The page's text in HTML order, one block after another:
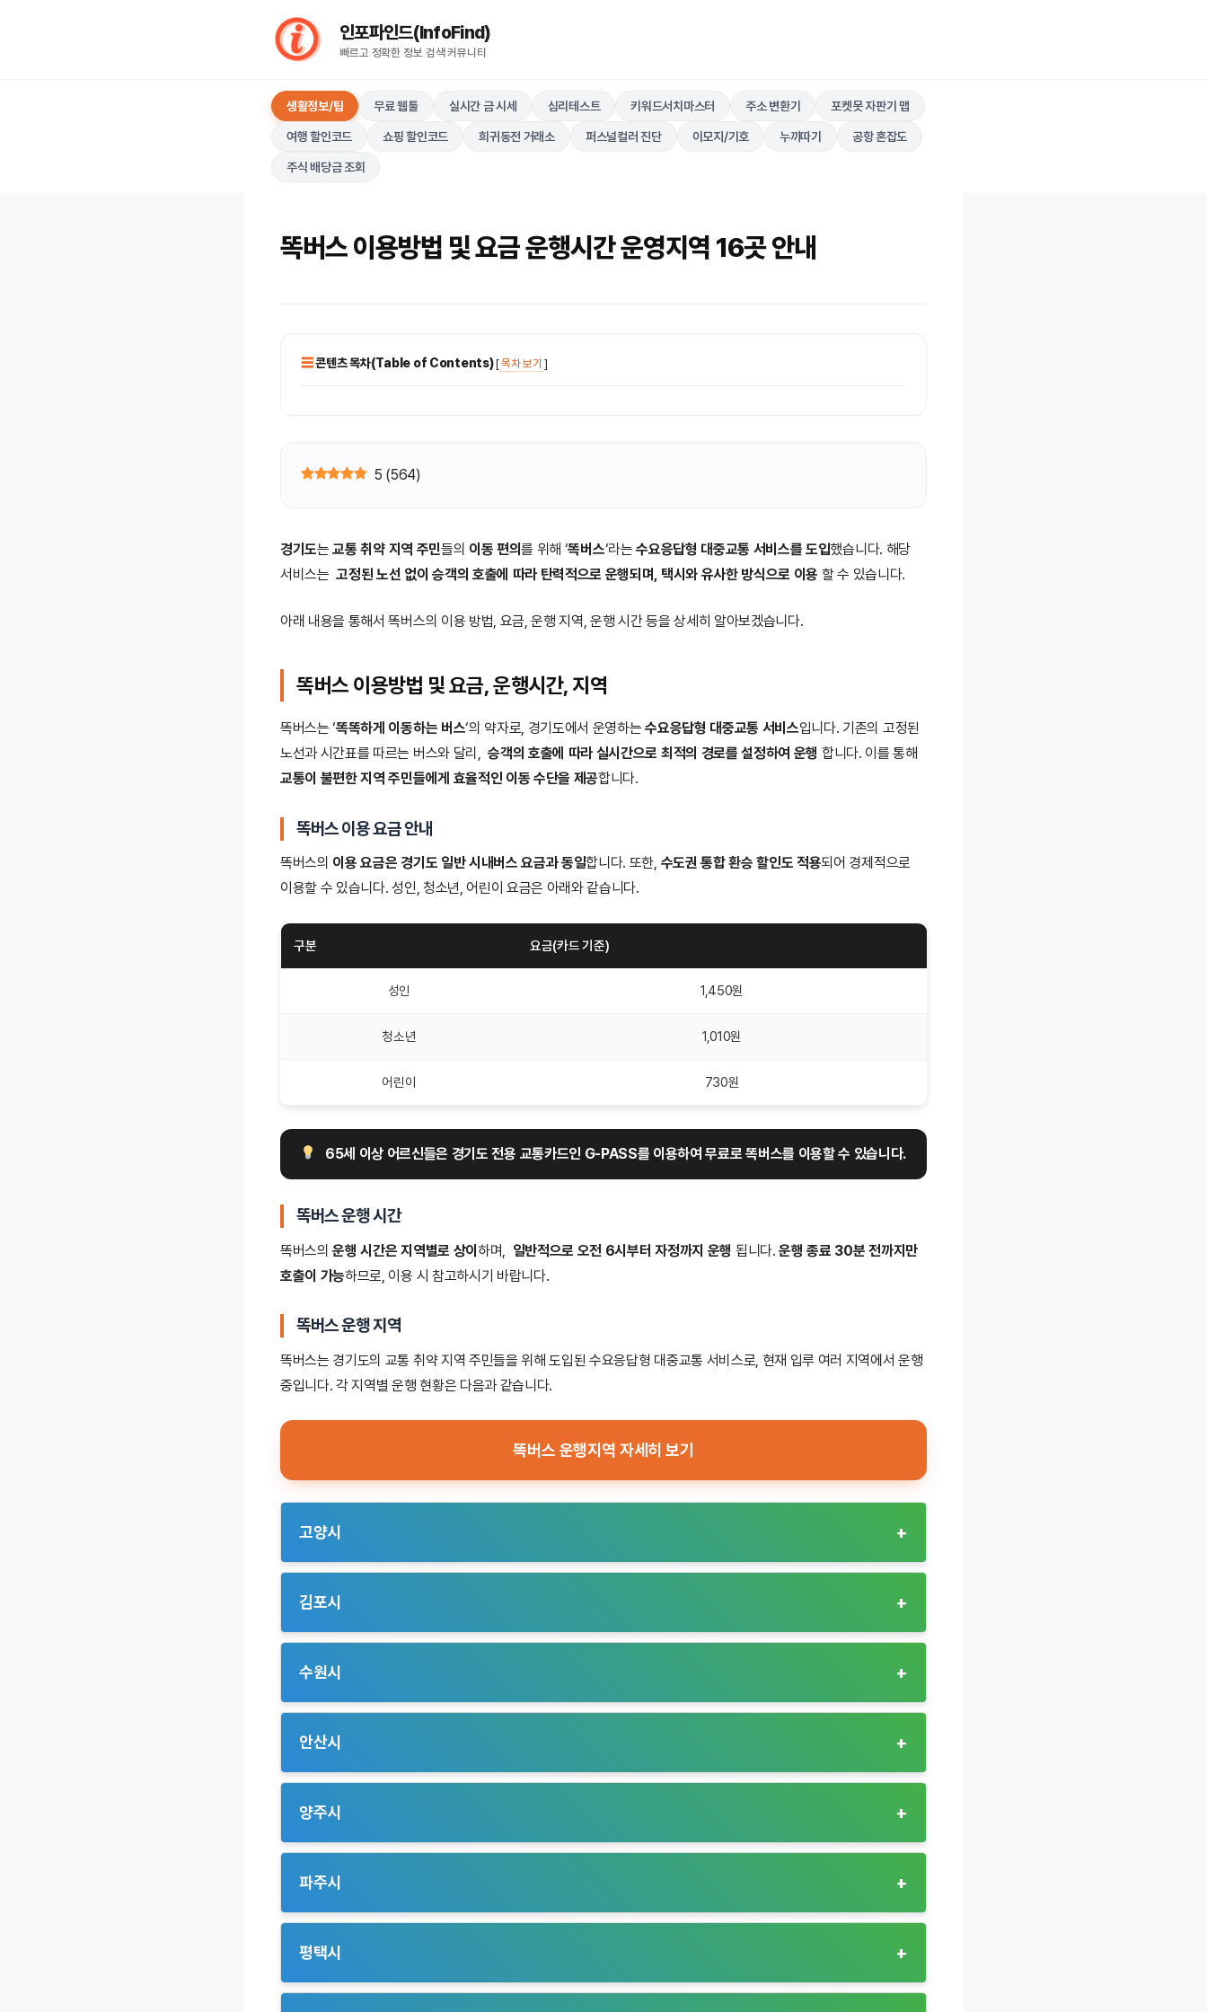
인포파인드(InfoFind)​​​​
빠르고 정확한 정보 검색 커뮤니티
생활정보/팁 무료 웹툴 실시간 금 시세 심리테스트 키워드서치마스터 주소 변환기 포켓못 자판기 맵
여행 할인코드 쇼핑 할인코드 희귀동전 거래소 퍼스널컬러 진단 이모지/기호 누끼따기 공항 혼잡도
주식 배당금 조회
똑버스 이용방법 및 요금 운행시간 운영지역 16곳 안내
콘텐츠 목차(Table of Contents)[목차 보기 ]
5 (564)
경기도는교통 취약 지역 주민들의 이동 편의를 위해 ‘똑버스‘라는수요응답형 대중교통 서비스를 도입했습니다. 해당
서비스는 고정된 노선 없이 승객의 호출에 따라 탄력적으로 운행되며, 택시와 유사한 방식으로 이용 할 수 있습니다.
아래 내용을 통해서 똑버스의 이용 방법, 요금, 운행 지역, 운행 시간 등을 상세히 알아보겠습니다.
똑버스 이용방법 및 요금, 운행시간, 지역
똑버스는 ‘똑똑하게 이동하는 버스‘의 약자로, 경기도에서 운영하는수요응답형 대중교통 서비스입니다. 기존의 고정된
노선과 시간표를 따르는 버스와 달리, 승객의 호출에 따라 실시간으로 최적의 경로를 설정하여 운행 합니다. 이를 통해
교통이 불편한 지역 주민들에게 효율적인 이동 수단을 제공합니다.
똑버스 이용 요금안내
똑버스의 이용 요금은 경기도 일반 시내버스 요금과 동일합니다. 또한, 수도권 통합 환승 할인도 적용되어 경제적으로
이용할 수 있습니다. 성인, 청소년, 어린이 요금은 아래와 같습니다.
구분 요금(카드 기준)
성인 1,450원
청소년 1,010원
어린이 730원
65세 이상 어르신들은 경기도 전용 교통카드인 G-PASS를 이용하여 무료로 똑버스를 이용할 수 있습니다.
똑버스 운행 시간
똑버스의운행 시간은 지역별로 상이 하며, 일반적으로 오전 6시부터 자정까지 운행 됩니다.운행 종료 30분 전까지만
호출이 가능하므로, 이용 시 참고하시기 바랍니다.
똑버스 운행 지역
똑버스는 경기도의 교통 취약 지역 주민들을 위해 도입된 수요응답형 대중교통 서비스로, 현재 입루 여러 지역에서 운행
중입니다. 각 지역별 운행 현황은 다음과 같습니다.
똑버스 운행지역 자세히 보기
고양시 +
– 식사동(40인승 운행차량 4대): 위시티 지역을 중심으로 대곡역까지 연결합니다. 특히 출퇴근 시간에 고정
노선으로 운영되어 직장인들의 이동 편의를 돕습니다.
주민들에게 필수적인 이동 수단입니다.
– 향동동(25인승 운행차량 4대)
유용하게 사용됩니다.
김포시 +
– 고촌/풍무(62인승 6대 11인승 4대 운영: 김포 고촌읍 지역에서 서울 지하철 9호선 개화역 및 김포공항역으로
운행합니다. 출퇴근 시간대에 호출량이 높으며, 택시와 유사한 방식으로 이용 가능합니다.
수원시 +
– 광교 1동(11인승 운행차량 10대): 광교호수공원, 광교중앙역을 포함한 주요 지점을 연결합니다.
– 광교 2동(11인승 운행차량 10대)
합니다.
안산시 +
– 대부도전역(11인승 운행차량 6대): 교통 취약 지역인 대부도를 대상으로 운행합니다. 특히 대부도 내 관광지와
생활권을 연결하며, 관광객과 지역 주민 모두에게 유용한 교통수단으로 활용됩니다.
모두에게 유용한 교통수단으로 활용됩니다.
양주시 +
– 옥정신도시, 삼숭동 및 덕계역 일원(11인승 운행차량 10대): 옥정신도시 내부에서 주요 주거 단지와 상업지역,
덕계역을 연결하여 주민들에게 편리한 이동 경로를 제공합니다. 삼숭동과 인근 주거 지역을 연계하여, 교통 취약
파주시 +
– 운정1,2,3지구 및 교하지구(13인승 운행차량 15대): 운정 1, 2, 3지구와 교하지구를 대상으로 운영되며, GTX-
A노선과 연계하여 대중교통 환승 편의를 제공합니다.
주민들의 대중교통 환승 편의를 제공합니다.
평택시 +
– 고덕신도시(11인승 운행차량 15대): 평택 고덕신도시 내에서 운행하며, 주거 지역과 고덕역, 송탄역을 잇는